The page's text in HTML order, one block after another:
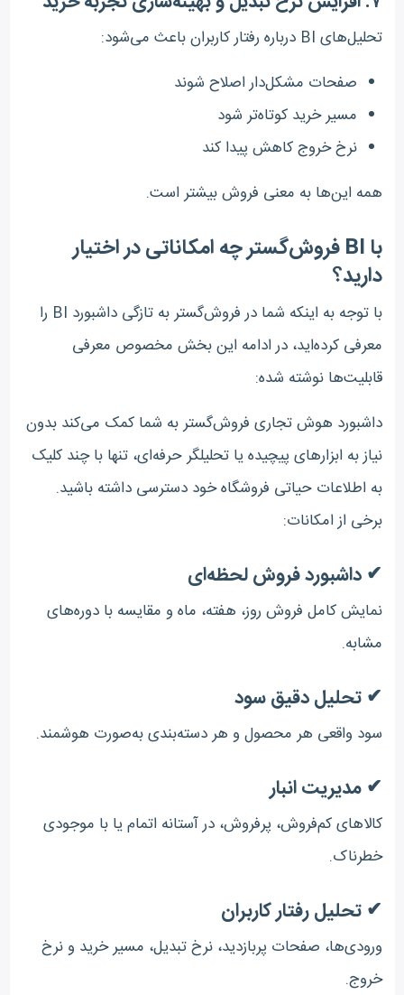
تحلیل‌های BI درباره رفتار کاربران باعث می‌شود:
صفحات مشکل‌دار اصلاح شوند
مسیر خرید کوتاه‌تر شود
نرخ خروج کاهش پیدا کند
همه این‌ها به معنی فروش بیشتر است.
با BI فروش‌گستر چه امکاناتی در اختیار
دارید؟
با توجه به اینکه شما در فروش‌گستر به تازگی داشبورد BI را
معرفی کرده‌اید، در ادامه این بخش مخصوص معرفی
قابلیت‌ها نوشته شده:
داشبورد هوش تجاری فروش‌گستر به شما کمک می‌کند بدون
نیاز به ابزارهای پیچیده یا تحلیلگر حرفه‌ای، تنها با چند کلیک
به اطلاعات حیاتی فروشگاه خود دسترسی داشته باشید.
برخی از امکانات:
✔ داشبورد فروش لحظه‌ای
نمایش کامل فروش روز، هفته، ماه و مقایسه با دوره‌های
مشابه.
✔ تحلیل دقیق سود
سود واقعی هر محصول و هر دسته‌بندی به‌صورت هوشمند.
✔ مدیریت انبار
کالاهای کم‌فروش، پرفروش، در آستانه اتمام یا با موجودی
خطرناک.
✔ تحلیل رفتار کاربران
ورودی‌ها، صفحات پربازدید، نرخ تبدیل، مسیر خرید و نرخ
خروج.